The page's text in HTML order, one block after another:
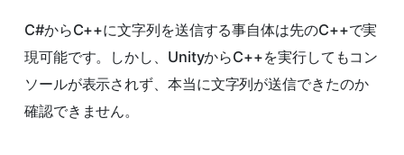
C#からC++に文字列を送信する事自体は先のC++で実
現可能です。しかし、UnityからC++を実行してもコン
ソールが表示されず、本当に文字列が送信できたのか
確認できません。